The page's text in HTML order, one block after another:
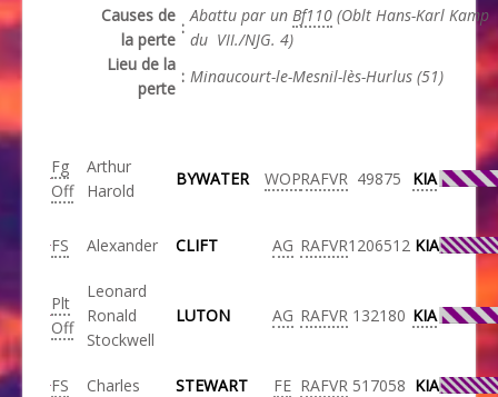
Causes de
la perte
:
Abattu par un Bf110 (Oblt Hans-Karl Kamp
du VII./NJG. 4)
Lieu de la
perte
: Minaucourt-le-Mesnil-lès-Hurlus (51)
Fg
Off
Arthur
Harold
BYWATER WOPRAFVR 49875 KIA
FS Alexander CLIFT AG RAFVR1206512 KIA
Plt
Off
Leonard
Ronald
Stockwell
LUTON AG RAFVR 132180 KIA
FS Charles STEWART FE RAFVR 517058 KIA